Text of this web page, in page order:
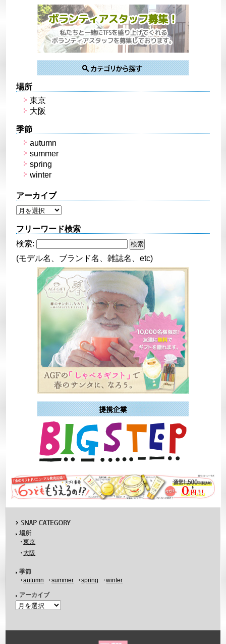
場所
東京
大阪
季節
autumn
summer
spring
winter
アーカイブ
フリーワード検索
検索:
(モデル名、ブランド名、雑誌名、etc)
場所
東京
大阪
季節
autumn
summer spring winter
アーカイブ